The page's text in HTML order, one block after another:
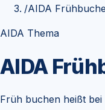
/AIDA
AIDA Thema
AIDA
Früh buchen heißt